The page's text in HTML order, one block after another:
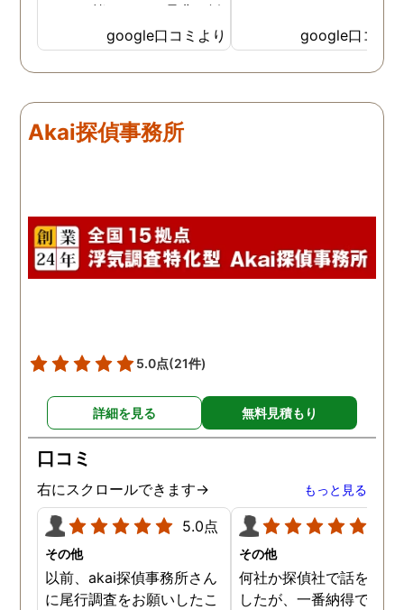
した。 皆さんにも是非お勧
めしたいと思います。
google口コミより
google口コミ
Akai探偵事務所
5.0点(21件)
詳細を見る 無料見積もり
口コミ
右にスクロールできます→ もっと見る
5.0点
その他
以前、akai探偵事務所さん
に尾行調査をお願いしたこ
その他
何社か探偵社で話を聞き
したが、一番納得できる